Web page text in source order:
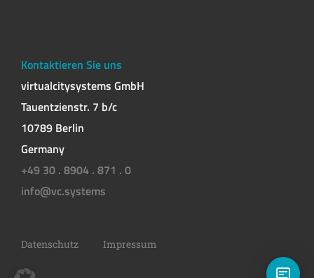
Kontaktieren Sie uns
virtualcitysystems GmbH
Tauentzienstr. 7 b/c
10789 Berlin
Germany
+49 30 . 8904 . 871 . 0
info@vc.systems
Datenschutz Impressum